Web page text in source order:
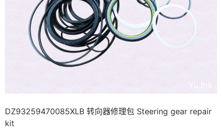
DZ93259470085XLB 转向器修理包 Steering gear repair
kit